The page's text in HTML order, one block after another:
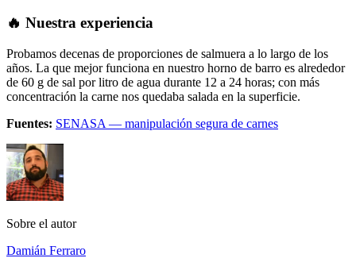
🔥 Nuestra experiencia
Probamos decenas de proporciones de salmuera a lo largo de los
años. La que mejor funciona en nuestro horno de barro es alrededor
de 60 g de sal por litro de agua durante 12 a 24 horas; con más
concentración la carne nos quedaba salada en la superficie.
Fuentes: SENASA — manipulación segura de carnes
Sobre el autor
Damián Ferraro